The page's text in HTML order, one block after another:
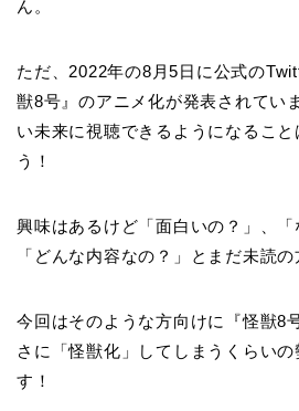
ん。
ただ、2022年の8月5日に公式の
獣8号』のアニメ化が発表されてい
い未来に視聴できるようになること
う！
興味はあるけど「面白いの？」、「
「どんな内容なの？」とまだ未読の
今回はそのような方向けに『怪獣8
さに「怪獣化」してしまうくらい
す！